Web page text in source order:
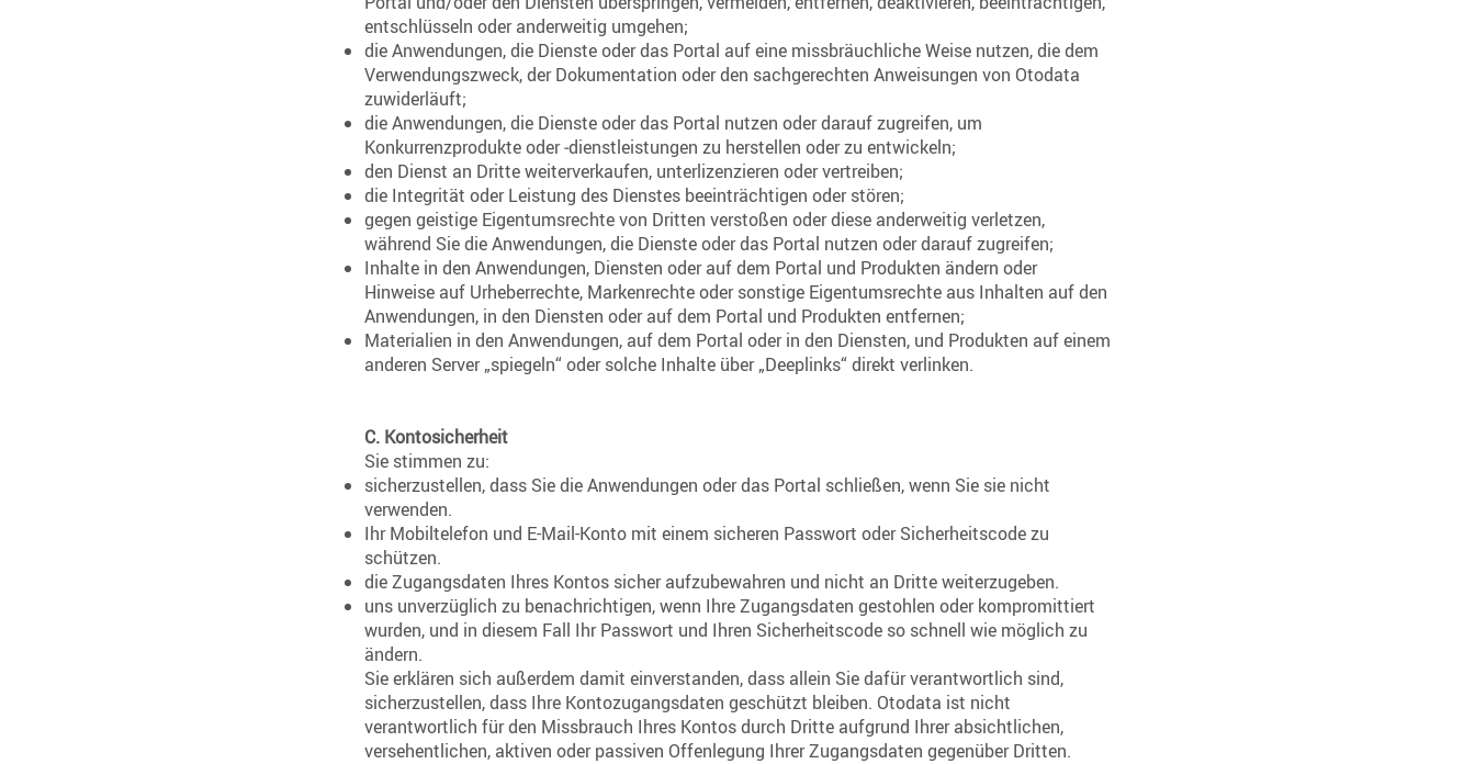
entschlüsseln oder anderweitig umgehen;
die Anwendungen, die Dienste oder das Portal auf eine missbräuchliche Weise nutzen, die dem
Verwendungszweck, der Dokumentation oder den sachgerechten Anweisungen von Otodata
zuwiderläuft;
die Anwendungen, die Dienste oder das Portal nutzen oder darauf zugreifen, um
Konkurrenzprodukte oder ‑dienstleistungen zu herstellen oder zu entwickeln;
den Dienst an Dritte weiterverkaufen, unterlizenzieren oder vertreiben;
die Integrität oder Leistung des Dienstes beeinträchtigen oder stören;
gegen geistige Eigentumsrechte von Dritten verstoßen oder diese anderweitig verletzen,
während Sie die Anwendungen, die Dienste oder das Portal nutzen oder darauf zugreifen;
Inhalte in den Anwendungen, Diensten oder auf dem Portal und Produkten ändern oder
Hinweise auf Urheberrechte, Markenrechte oder sonstige Eigentumsrechte aus Inhalten auf den
Anwendungen, in den Diensten oder auf dem Portal und Produkten entfernen;
Materialien in den Anwendungen, auf dem Portal oder in den Diensten, und Produkten auf einem
anderen Server „spiegeln“ oder solche Inhalte über „Deeplinks“ direkt verlinken.
C. Kontosicherheit
Sie stimmen zu:
sicherzustellen, dass Sie die Anwendungen oder das Portal schließen, wenn Sie sie nicht
verwenden.
Ihr Mobiltelefon und E-Mail-Konto mit einem sicheren Passwort oder Sicherheitscode zu
schützen.
die Zugangsdaten Ihres Kontos sicher aufzubewahren und nicht an Dritte weiterzugeben.
uns unverzüglich zu benachrichtigen, wenn Ihre Zugangsdaten gestohlen oder kompromittiert
wurden, und in diesem Fall Ihr Passwort und Ihren Sicherheitscode so schnell wie möglich zu
ändern.
Sie erklären sich außerdem damit einverstanden, dass allein Sie dafür verantwortlich sind,
sicherzustellen, dass Ihre Kontozugangsdaten geschützt bleiben. Otodata ist nicht
verantwortlich für den Missbrauch Ihres Kontos durch Dritte aufgrund Ihrer absichtlichen,
versehentlichen, aktiven oder passiven Offenlegung Ihrer Zugangsdaten gegenüber Dritten.